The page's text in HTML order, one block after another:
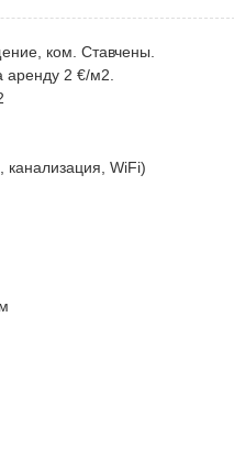
ком. Ставчены.
2 €/м2.
канализация, WiFi)